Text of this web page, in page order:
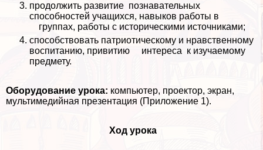
продолжить развитие познавательных
способностей учащихся, навыков работы в
группах, работы с историческими источниками;
способствовать патриотическому и нравственному
воспитанию, привитию интереса к изучаемому
предмету.
Оборудование урока: компьютер, проектор, экран,
мультимедийная презентация (Приложение 1).
Ход урока